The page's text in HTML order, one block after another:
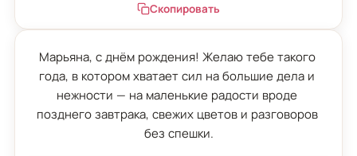
Скопировать
Марьяна, с днём рождения! Желаю тебе такого
года, в котором хватает сил на большие дела и
нежности — на маленькие радости вроде
позднего завтрака, свежих цветов и разговоров
без спешки.